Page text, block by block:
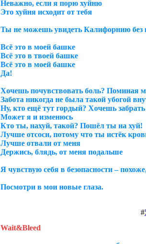
Неважно, если я порю хуйню
Это хуйня исходит от тебя
Ты не можешь увидеть Калифорнию без
Всё это в моей башке
Всё это в твоей башке
Всё это в моей башке
Да!
Хочешь почувствовать боль? Поминая
Забота никогда не была такой убогой
Ну, кто ещё тут гордый? Хочешь
Может я и изменюсь
Кто ты, нахуй, такой? Пошёл ты на хуй!
Лучше отсоси, потому что ты истёк
Лучше отвали от меня
Держись, блядь, от меня подальше
Я чувствую себя в безопасности –
Посмотри в мои новые глаза.
#
Wait&Bleed